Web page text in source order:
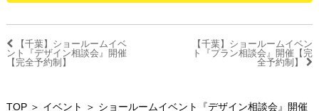
【千葉】ショールームイベ
ント『デザイン相談会』開催
【完全予約制】
【千葉】ショールームイベン
ト『プラン相談会』開催【完
全予約制】
TOP＞ イベント
＞ ショールームイベント『デザイン相談会』開催